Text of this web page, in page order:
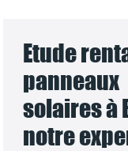
Etude
panneaux
solaires à
notre